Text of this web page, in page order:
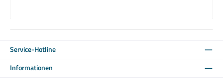
Service-Hotline
Informationen